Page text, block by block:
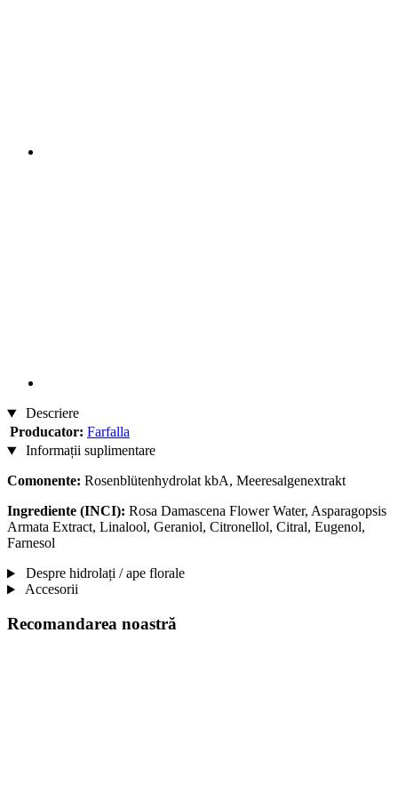
Descriere
Producator: Farfalla
Informații suplimentare
Comonente: Rosenblütenhydrolat kbA, Meeresalgenextrakt
Ingrediente (INCI): Rosa Damascena Flower Water, Asparagopsis
Armata Extract, Linalool, Geraniol, Citronellol, Citral, Eugenol,
Farnesol
Despre hidrolați / ape florale
Accesorii
Recomandarea noastră